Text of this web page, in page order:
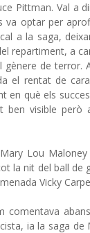
Pittman. Val a
optar per
a la saga,
repartiment, a
gènere de terror.
el rentat de
en què els
visible però
Lou
la nit del ball de
Vicky
ia la saga